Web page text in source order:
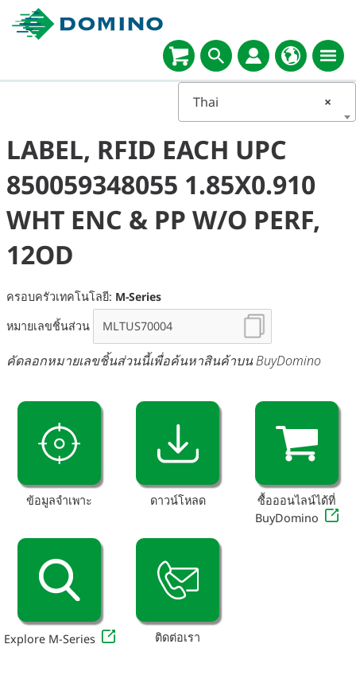
×
Thai
LABEL, RFID EACH UPC
850059348055 1.85X0.910
WHT ENC & PP W/O PERF,
12OD
ครอบครัวเทคโนโลยี: M-Series
หมายเลขชิ้นส่วน
คัดลอกหมายเลขชิ้นส่วนนี้เพื่อค้นหาสินค้าบน BuyDomino
ข้อมูลจำเพาะ ดาวน์โหลด
ซื้อออนไลน์ได้ที่
BuyDomino
Explore M-Series ติดต่อเรา